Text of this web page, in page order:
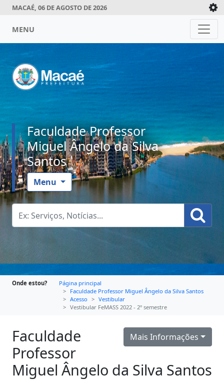
MACAÉ, 06 DE AGOSTO DE 2026
MENU
Faculdade Professor
Miguel Ângelo da Silva
Santos
Menu
Onde estou?
Página principal
Faculdade Professor Miguel Ângelo da Silva Santos
Acesso
Vestibular
Vestibular FeMASS 2022 - 2º semestre
Mais Informações
Faculdade
Professor
Miguel Ângelo da Silva Santos